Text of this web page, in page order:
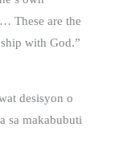
These are the
with God.”
desisyon o
sa makabubuti